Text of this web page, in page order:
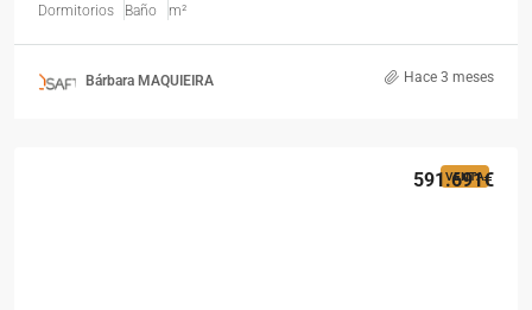
Dormitorios Baño m²
Bárbara MAQUIEIRA Hace 3 meses
VENTA
591.691€